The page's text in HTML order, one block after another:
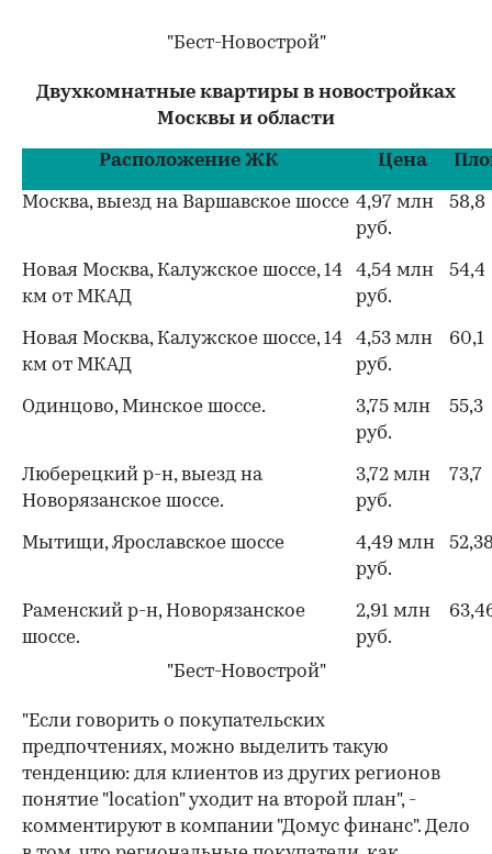
"Бест-Новострой"
Двухкомнатные квартиры в новостройках
Москвы и области
Расположение ЖК Цена
Москва, выезд на Варшавское шоссе 4,97 млн
руб.
58,8
Новая Москва, Калужское шоссе, 14
км от МКАД
4,54 млн
руб.
54,4
Новая Москва, Калужское шоссе, 14
км от МКАД
4,53 млн
руб.
60,1
Одинцово, Минское шоссе.
3,75 млн
руб.
55,3
Люберецкий р-н, выезд на
Новорязанское шоссе.
3,72 млн
руб.
73,7
Мытищи, Ярославское шоссе
4,49 млн
руб.
Раменский р-н, Новорязанское
шоссе.
2,91 млн
руб.
"Бест-Новострой"
"Если говорить о покупательских
предпочтениях, можно выделить такую
тенденцию: для клиентов из других регионов
понятие "location" уходит на второй план", -
комментируют в компании "Домус финанс". Дело